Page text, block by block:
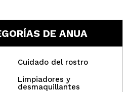
DE ANUA
Cuidado del rostro
Limpiadores y
desmaquillantes